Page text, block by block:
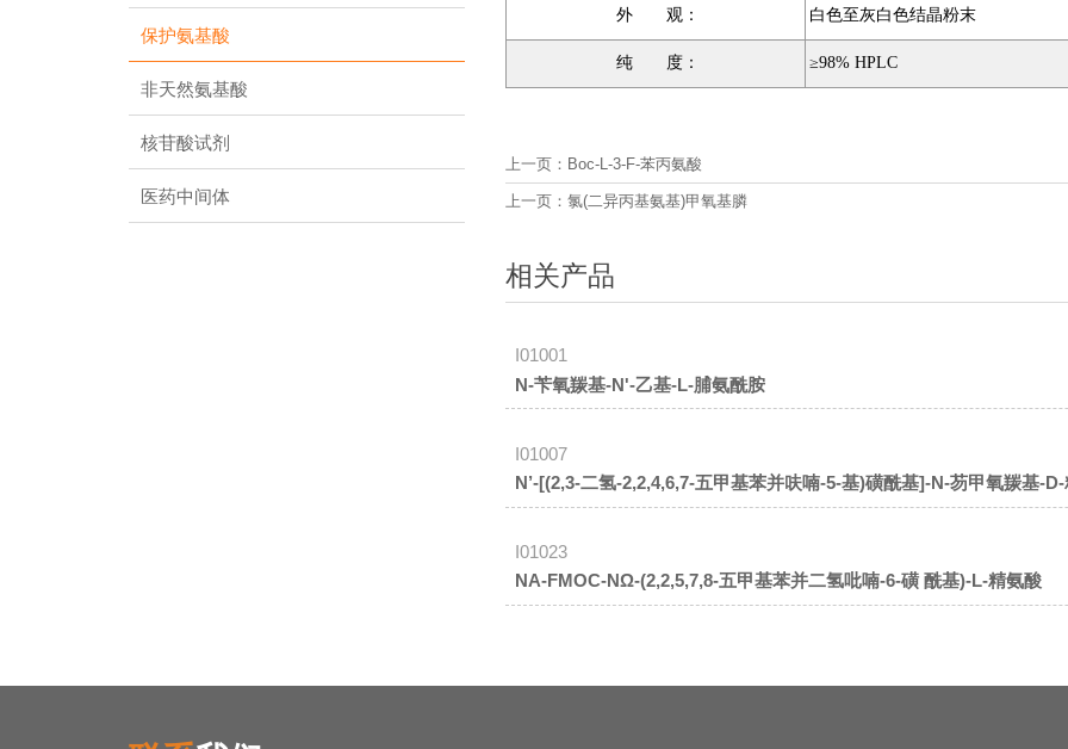
保护氨基酸
非天然氨基酸
核苷酸试剂
医药中间体
外 观： 白色至灰白色结晶粉末
纯 度： ≥98% HPLC
上一页： Boc-L-3-F-苯丙氨酸
上一页： 氯(二异丙基氨基)甲氧基膦
相关产品
I01001
N-苄氧羰基-N'-乙基-L-脯氨酰胺
I01007
N’-[(2,3-二氢-2,2,4,6,7-五甲基苯并呋喃-5-基)磺酰基]-N-芴甲氧羰基-
I01023
NΑ-FMOC-NΩ-(2,2,5,7,8-五甲基苯并二氢吡喃-6-磺 酰基)-L-精氨酸